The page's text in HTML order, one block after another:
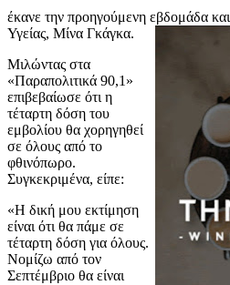
έκανε την προηγούμενη εβδομάδα
Υγείας, Μίνα Γκάγκα.
Μιλώντας στα
«Παραπολιτικά 90,1»
επιβεβαίωσε ότι η
τέταρτη δόση του
εμβολίου θα χορηγηθεί
σε όλους από το
φθινόπωρο.
Συγκεκριμένα, είπε:
«Η δική μου εκτίμηση
είναι ότι θα πάμε σε
τέταρτη δόση για όλους.
Νομίζω από τον
Σεπτέμβριο θα είναι